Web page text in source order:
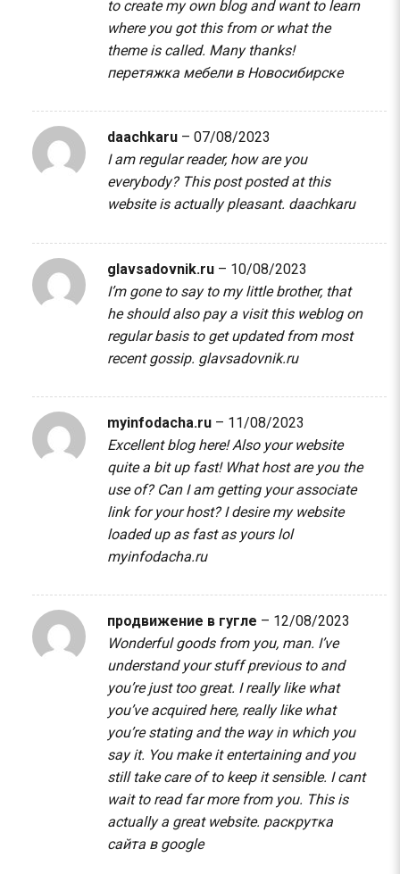
to create my own blog and want to learn
where you got this from or what the
theme is called. Many thanks!
перетяжка мебели в Новосибирске
daachkaru – 07/08/2023
I am regular reader, how are you
everybody? This post posted at this
website is actually pleasant. daachkaru
glavsadovnik.ru – 10/08/2023
I’m gone to say to my little brother, that
he should also pay a visit this weblog on
regular basis to get updated from most
recent gossip. glavsadovnik.ru
myinfodacha.ru – 11/08/2023
Excellent blog here! Also your website
quite a bit up fast! What host are you the
use of? Can I am getting your associate
link for your host? I desire my website
loaded up as fast as yours lol
myinfodacha.ru
продвижение в гугле – 12/08/2023
Wonderful goods from you, man. I’ve
understand your stuff previous to and
you’re just too great. I really like what
you’ve acquired here, really like what
you’re stating and the way in which you
say it. You make it entertaining and you
still take care of to keep it sensible. I cant
wait to read far more from you. This is
actually a great website. раскрутка
сайта в google